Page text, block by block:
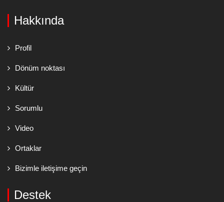
Hakkında
Profil
Dönüm noktası
Kültür
Sorumlu
Video
Ortaklar
Bizimle iletişime geçin
Destek